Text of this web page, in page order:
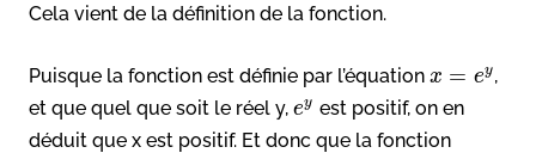
Cela vient de la définition de la fonction.
Puisque la fonction est définie par l’équation x = ey,
et que quel que soit le réel y, ey est positif, on en
déduit que x est positif. Et donc que la fonction